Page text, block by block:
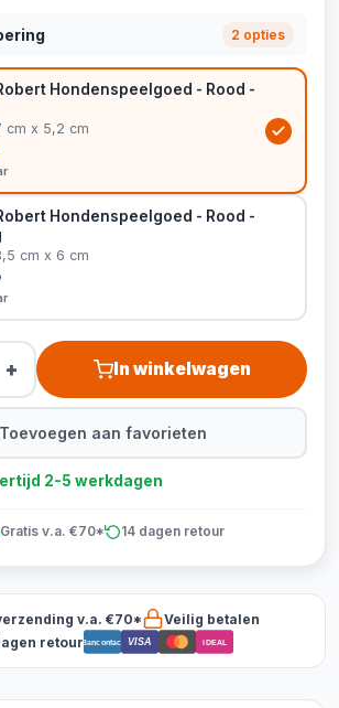
2 opties
Hondenspeelgoed - Rood -
cm x 5,2 cm
Hondenspeelgoed - Rood -
cm x 6 cm
+ In winkelwagen
aan favorieten
2-5 werkdagen
Gratis v.a. €70* 14 dagen retour
v.a. €70*
Veilig betalen
retourBancontact VISA iDEAL